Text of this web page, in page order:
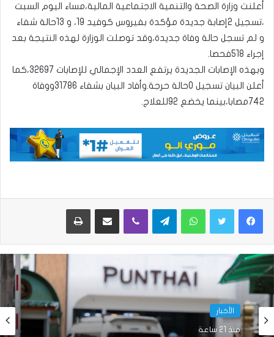
أعلنت وزارة الصحة والتنمية الاجتماعية المالية،مساء اليوم السبت
،تسجيل 2إصابة جديدة مؤكدة بفيروس كوفيد 19، و 13حالة شفاء
و لم تسجل حالة وفاة جديدة،وقد توصلت الوزارة لهذه النتيجة بعد
إجراء 518فحصا.
وبهذه الإصابات الجديدة يرتفع العدد الإجمالي للإصابات 32697،كما
أعلن البيان تسجيل 0حالة حرجة.وأفاد البيان بشفاء 31786ووفاة
742مصابا،بينما يخضع 92للعلاج.
واتساب تيلقرام ڤايبر مشاركة عبر البريد طباعة
الأخبار
منذ 21 ساعة